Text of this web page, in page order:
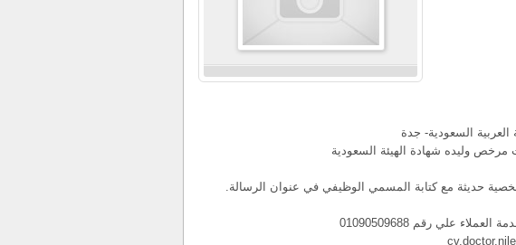
السعودية- جدة
حديثة مع كتابة المسمي الوظيفي في عنوان الرسالة.
علي رقم 01090509688